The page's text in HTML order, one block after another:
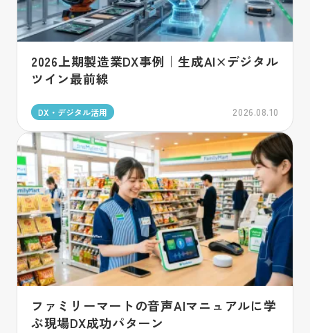
2026上期製造業DX事例｜生成AI×デジタル
ツイン最前線
DX・デジタル活用 2026.08.10
ファミリーマートの音声AIマニュアルに学
ぶ現場DX成功パターン